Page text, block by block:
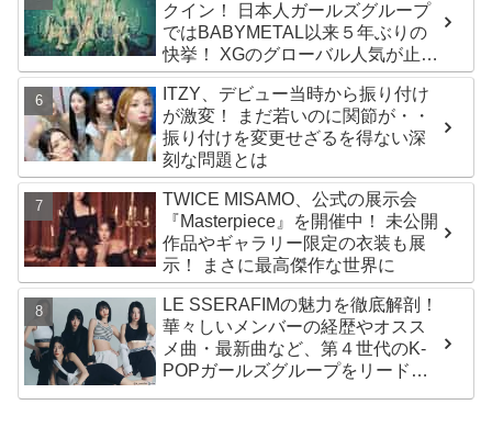
クイン！ 日本人ガールズグループ
ではBABYMETAL以来５年ぶりの
快挙！ XGのグローバル人気が止ま
らない…「コーチェラ2025」にも
日本人唯一の出演
ITZY、デビュー当時から振り付け
が激変！ まだ若いのに関節が・・
振り付けを変更せざるを得ない深
刻な問題とは
TWICE MISAMO、公式の展示会
『Masterpiece』を開催中！ 未公開
作品やギャラリー限定の衣装も展
示！ まさに最高傑作な世界に
LE SSERAFIMの魅力を徹底解剖！
華々しいメンバーの経歴やオスス
メ曲・最新曲など、第４世代のK-
POPガールズグループをリードす